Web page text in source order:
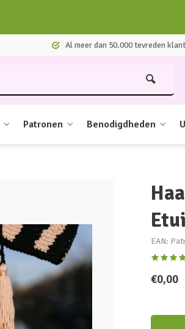
Al meer dan 50.000 tevreden
Patronen Benodigdheden
Etui
EAN:
€0,00